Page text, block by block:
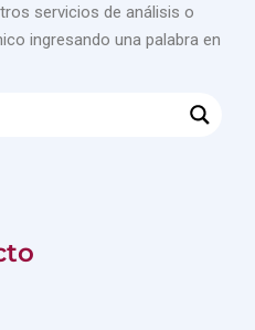
servicios de análisis o
ingresando una palabra en